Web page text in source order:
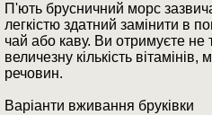
П'ють брусничний морс
легкістю здатний замінити в
чай або каву. Ви отримуєте не
величезну кількість вітамінів,
речовин.
Варіанти вживання бруківки